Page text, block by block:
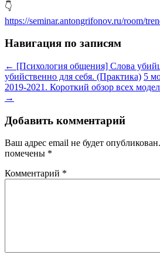
👇
https://seminar.antongrifonov.ru/room/
Навигация по записям
← [Психология общения] Слова
убийственно для себя. (Практика) 5
2019-2021. Короткий обзор всех
→
Добавить комментарий
Ваш адрес email не будет опубликован.
помечены *
Комментарий *